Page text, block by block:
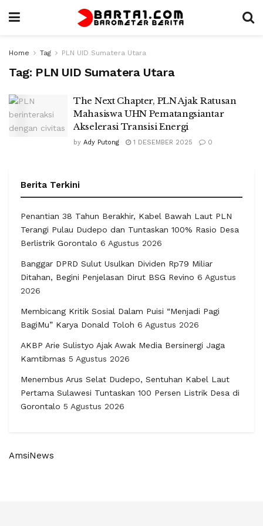
Home Tag PLN UID Sumatera Utara
Tag: PLN UID Sumatera Utara
The Next Chapter, PLN Ajak Ratusan
Mahasiswa UHN Pematangsiantar
Akselerasi Transisi Energi
by Ady Putong 1 DESEMBER 2025 0
Berita Terkini
Penantian 38 Tahun Berakhir, Kabel Bawah Laut PLN
Terangi Pulau Dudepo dan Tuntaskan 100% Rasio Desa
Berlistrik Gorontalo 6 Agustus 2026
Banggar DPRD Sulut Usulkan Dividen Rp79 Miliar
Ditahan, Begini Penjelasan Dirut BSG Revino 6 Agustus
2026
Membicang Kritik Sosial Dalam Puisi “Menjadi Pagi
BagiMu” Karya Donald Toloh 6 Agustus 2026
AKBP Arie Sulistyo Ajak Awak Media Bersinergi Jaga
Kamtibmas 5 Agustus 2026
Menembus Arus Selat Dudepo, Sentuhan Kabel Laut
Pertama Sulawesi Tuntaskan 100 Persen Listrik Desa di
Gorontalo 5 Agustus 2026
AmsiNews